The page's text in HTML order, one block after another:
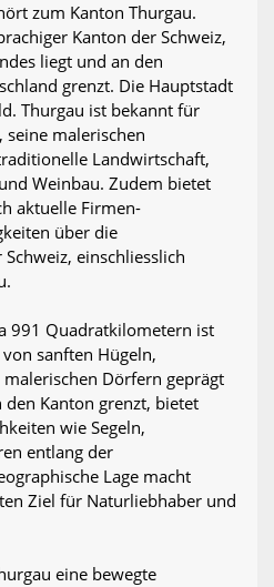
zum Kanton Thurgau.
Kanton der Schweiz,
liegt und an den
grenzt. Die Hauptstadt
Thurgau ist bekannt für
malerischen
Landwirtschaft,
Weinbau. Zudem bietet
aktuelle Firmen-
über die
einschliesslich
991 Quadratkilometern ist
sanften Hügeln,
Dörfern geprägt
den Kanton grenzt, bietet
wie Segeln,
entlang der
Lage macht
Ziel für Naturliebhaber und
eine bewegte